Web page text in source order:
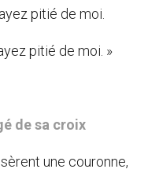
pitié de moi.
pitié de moi. »
de sa croix
une couronne,